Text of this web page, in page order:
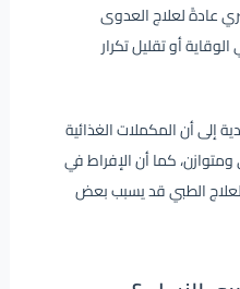
عادةً لعلاج العدوى
أو تقليل تكرار
إلى أن المكملات الغذائية
كما أن الإفراط في
الطبي قد يسبب بعض